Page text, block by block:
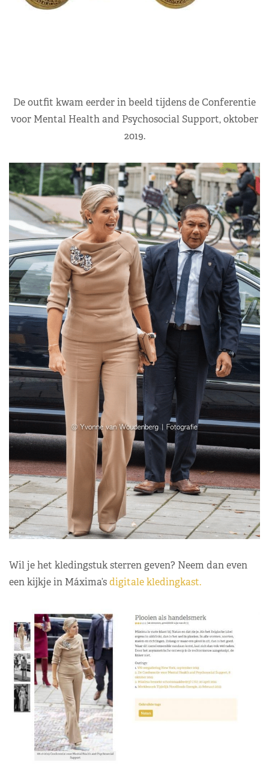
De outfit kwam eerder in beeld tijdens de Conferentie
voor Mental Health and Psychosocial Support, oktober
2019.
Wil je het kledingstuk sterren geven? Neem dan even
een kijkje in Máxima’sdigitale kledingkast.